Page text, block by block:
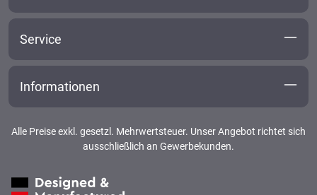
Service
Informationen
Alle Preise exkl. gesetzl. Mehrwertsteuer. Unser Angebot richtet sich
ausschließlich an Gewerbekunden.